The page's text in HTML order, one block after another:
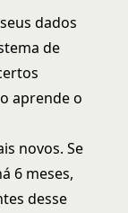
dados
de
aprende o
novos. Se
6 meses,
desse